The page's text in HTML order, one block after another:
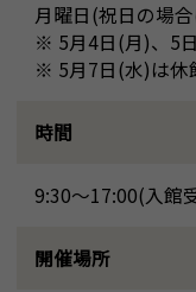
月曜日(祝日の場
※ 5月4日(月)、5
※ 5月7日(水)は休
時間
9:30～17:00(入館
開催場所